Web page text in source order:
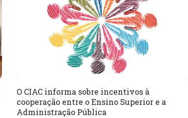
O CIAC informa sobre incentivos à
cooperação entre o Ensino Superior e a
Administração Pública